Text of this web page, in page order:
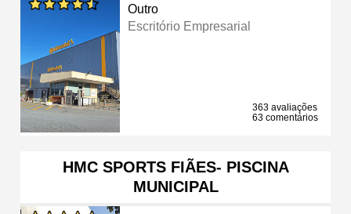
Outro
Escritório Empresarial
363 avaliações
63 comentários
HMC SPORTS FIÃES- PISCINA
MUNICIPAL